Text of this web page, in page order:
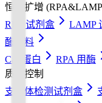
恒温扩增
RPA 试剂盒
LAMP
酶原料
Cas 蛋白
RPA 用酶
质量控制
支原体检测试剂盒